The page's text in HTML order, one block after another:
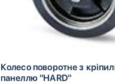
Колесо поворотне з
панеллю "HARD"